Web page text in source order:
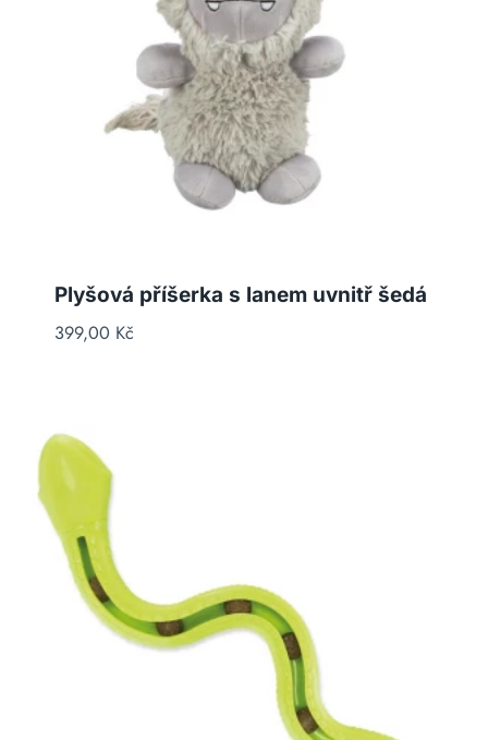
Plyšová příšerka s lanem uvnitř šedá
399,00 Kč